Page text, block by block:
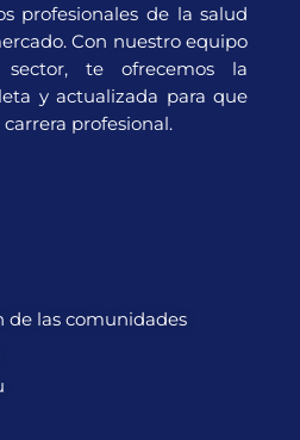
profesionales de la salud
Con nuestro equipo
te ofrecemos la
y actualizada para que
profesional.
de las comunidades